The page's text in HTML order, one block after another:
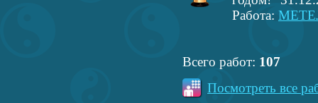
Работа:
Всего работ: 107
Посмотреть все